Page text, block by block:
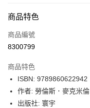
icash Pay
信用卡一次付款
LINE Pay
Apple Pay
商品特色
商品編號
8300799
商品特色
ISBN: 9789860622942
作者: 勞倫斯．麥克米倫
出版社: 寰宇